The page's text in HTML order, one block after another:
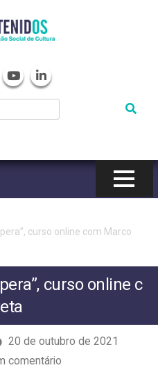
curso online com Marco
curso online c
20 de outubro de 2021
comentárioem